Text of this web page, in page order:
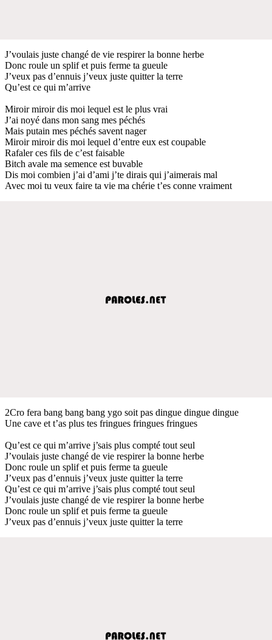
J’voulais juste changé de vie respirer la bonne herbe
Donc roule un splif et puis ferme ta gueule
J’veux pas d’ennuis j’veux juste quitter la terre
Qu’est ce qui m’arrive
Miroir miroir dis moi lequel est le plus vrai
J’ai noyé dans mon sang mes péchés
Mais putain mes péchés savent nager
Miroir miroir dis moi lequel d’entre eux est coupable
Rafaler ces fils de c’est faisable
Bitch avale ma semence est buvable
Dis moi combien j’ai d’ami j’te dirais qui j’aimerais mal
Avec moi tu veux faire ta vie ma chérie t’es conne vraiment
2Cro fera bang bang bang ygo soit pas dingue dingue dingue
Une cave et t’as plus tes fringues fringues fringues
Qu’est ce qui m’arrive j’sais plus compté tout seul
J’voulais juste changé de vie respirer la bonne herbe
Donc roule un splif et puis ferme ta gueule
J’veux pas d’ennuis j’veux juste quitter la terre
Qu’est ce qui m’arrive j’sais plus compté tout seul
J’voulais juste changé de vie respirer la bonne herbe
Donc roule un splif et puis ferme ta gueule
J’veux pas d’ennuis j’veux juste quitter la terre